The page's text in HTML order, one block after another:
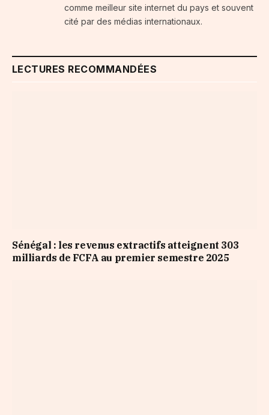
comme meilleur site internet du pays et souvent
cité par des médias internationaux.
LECTURES RECOMMANDÉES
Sénégal : les revenus extractifs atteignent 303
milliards de FCFA au premier semestre 2025